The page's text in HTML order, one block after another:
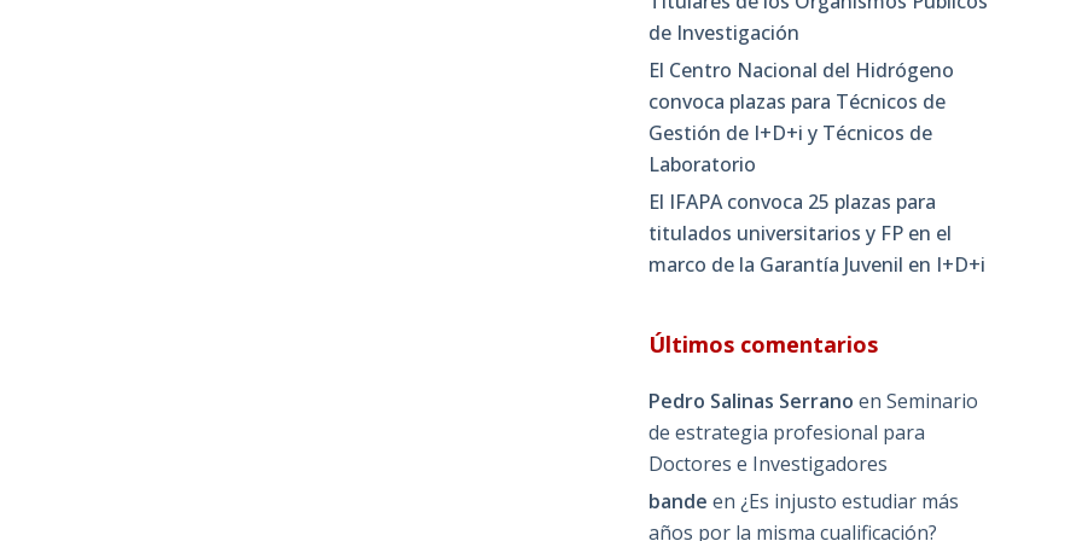
de Investigación
El Centro Nacional del Hidrógeno
convoca plazas para Técnicos de
Gestión de I+D+i y Técnicos de
Laboratorio
El IFAPA convoca 25 plazas para
titulados universitarios y FP en el
marco de la Garantía Juvenil en I+D+i
Últimos comentarios
Pedro Salinas Serrano enSeminario
de estrategia profesional para
Doctores e Investigadores
bande en¿Es injusto estudiar más
años por la misma cualificación?